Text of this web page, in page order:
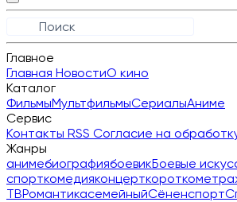
Главное
Главная НовостиО кино
Каталог
ФильмыМультфильмыСериалыАниме
Сервис
Контакты RSS Согласие на
Жанры
анимебиографиябоевикБоевые
спорткомедияконцерт
ТВРомантикасемейныйСёненспорт